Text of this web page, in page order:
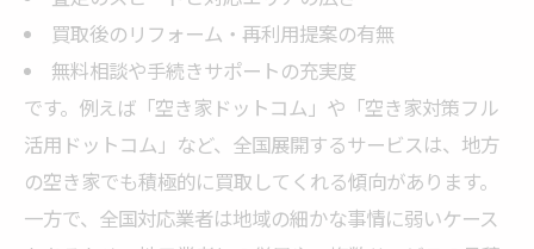
買取後のリフォーム・再利用提案の有無
無料相談や手続きサポートの充実度
です。例えば「空き家ドットコム」や「空き家対策フル
活用ドットコム」など、全国展開するサービスは、地方
の空き家でも積極的に買取してくれる傾向があります。
一方で、全国対応業者は地域の細かな事情に弱いケース